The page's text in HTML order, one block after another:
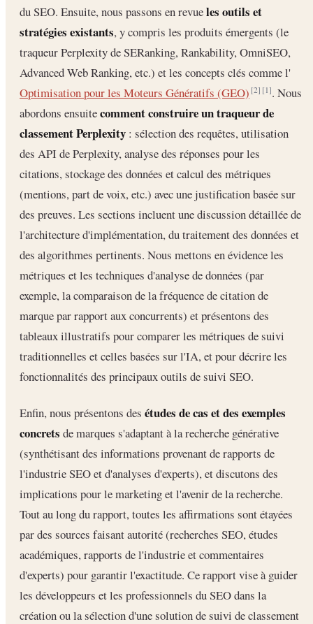
du SEO. Ensuite, nous passons en revueles outils et
stratégies existants, y compris les produits émergents (le
traqueur Perplexity de SERanking, Rankability, OmniSEO,
Advanced Web Ranking, etc.) et les concepts clés comme l'
Optimisation pour les Moteurs Génératifs (GEO) [2] [1]. Nous
abordons ensuitecomment construire un traqueur de
classement Perplexity : sélection des requêtes, utilisation
des API de Perplexity, analyse des réponses pour les
citations, stockage des données et calcul des métriques
(mentions, part de voix, etc.) avec une justification basée sur
des preuves. Les sections incluent une discussion détaillée de
l'architecture d'implémentation, du traitement des données et
des algorithmes pertinents. Nous mettons en évidence les
métriques et les techniques d'analyse de données (par
exemple, la comparaison de la fréquence de citation de
marque par rapport aux concurrents) et présentons des
tableaux illustratifs pour comparer les métriques de suivi
traditionnelles et celles basées sur l'IA, et pour décrire les
fonctionnalités des principaux outils de suivi SEO.
Enfin, nous présentons des études de cas et des exemples
concrets de marques s'adaptant à la recherche générative
(synthétisant des informations provenant de rapports de
l'industrie SEO et d'analyses d'experts), et discutons des
implications pour le marketing et l'avenir de la recherche.
Tout au long du rapport, toutes les affirmations sont étayées
par des sources faisant autorité (recherches SEO, études
académiques, rapports de l'industrie et commentaires
d'experts) pour garantir l'exactitude. Ce rapport vise à guider
les développeurs et les professionnels du SEO dans la
création ou la sélection d'une solution de suivi de classement